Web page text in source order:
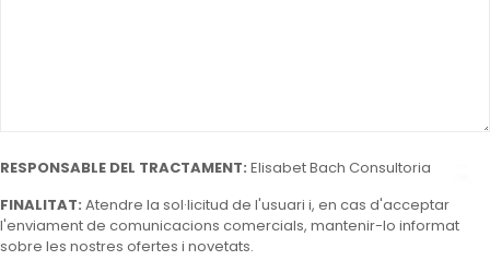
RESPONSABLE DEL TRACTAMENT: Elisabet Bach Consultoria
FINALITAT: Atendre la sol·licitud de l'usuari i, en cas d'acceptar
l'enviament de comunicacions comercials, mantenir-lo informat
sobre les nostres ofertes i novetats.